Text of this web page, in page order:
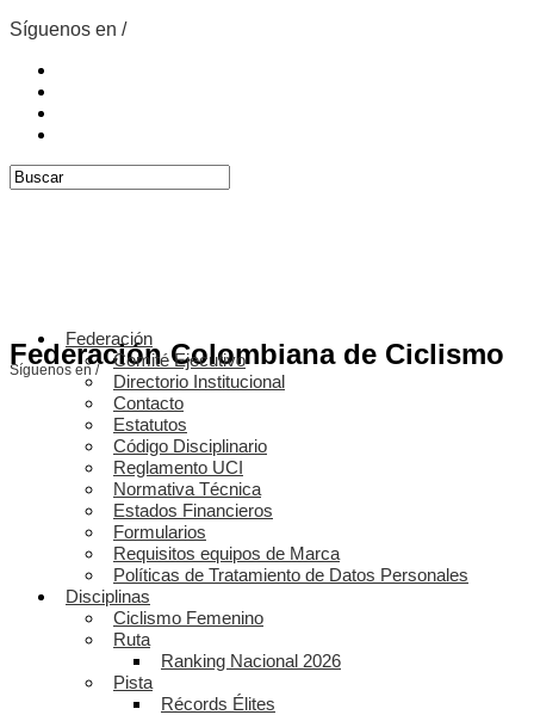
Síguenos en /
Federación Colombiana de Ciclismo
Síguenos en /
Federación
Comité Ejecutivo
Directorio Institucional
Contacto
Estatutos
Código Disciplinario
Reglamento UCI
Normativa Técnica
Estados Financieros
Formularios
Requisitos equipos de Marca
Políticas de Tratamiento de Datos Personales
Disciplinas
Ciclismo Femenino
Ruta
Ranking Nacional 2026
Pista
Récords Élites